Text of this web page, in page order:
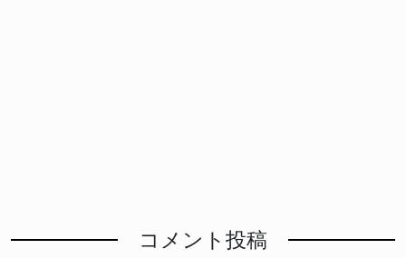
コメント投稿